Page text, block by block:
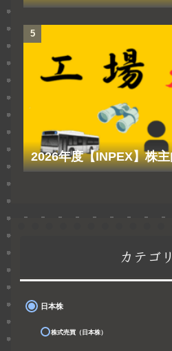
2026年度【INPEX】株
カテゴ
日本株
株式売買（日本株）